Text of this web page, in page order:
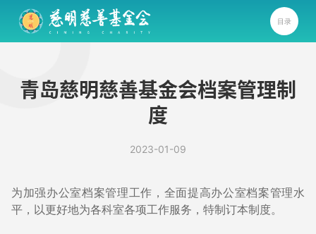
目录
青岛慈明慈善基金会档案管理制
度
2023-01-09
为加强办公室档案管理工作，全面提高办公室档案管理水
平，以更好地为各科室各项工作服务，特制订本制度。